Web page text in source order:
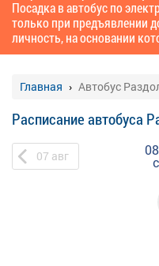
Посадка в автобус по
только при предъявлении
личность, на основании
Главная Автобус
Расписание автобуса
07 авг